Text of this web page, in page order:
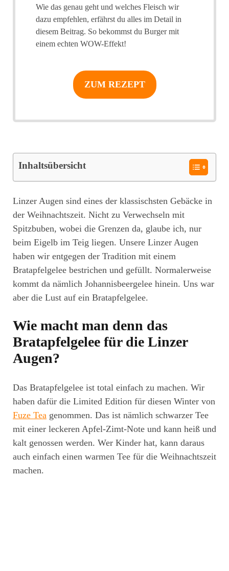
Wie das genau geht und welches Fleisch wir
dazu empfehlen, erfährst du alles im Detail in
diesem Beitrag. So bekommst du Burger mit
einem echten WOW-Effekt!
ZUM REZEPT
Inhaltsübersicht
Linzer Augen sind eines der klassischsten Gebäcke in
der Weihnachtszeit. Nicht zu Verwechseln mit
Spitzbuben, wobei die Grenzen da, glaube ich, nur
beim Eigelb im Teig liegen. Unsere Linzer Augen
haben wir entgegen der Tradition mit einem
Bratapfelgelee bestrichen und gefüllt. Normalerweise
kommt da nämlich Johannisbeergelee hinein. Uns war
aber die Lust auf ein Bratapfelgelee.
Wie macht man denn das
Bratapfelgelee für die Linzer
Augen?
Das Bratapfelgelee ist total einfach zu machen. Wir
haben dafür die Limited Edition für diesen Winter von
Fuze Tea genommen. Das ist nämlich schwarzer Tee
mit einer leckeren Apfel-Zimt-Note und kann heiß und
kalt genossen werden. Wer Kinder hat, kann daraus
auch einfach einen warmen Tee für die Weihnachtszeit
machen.